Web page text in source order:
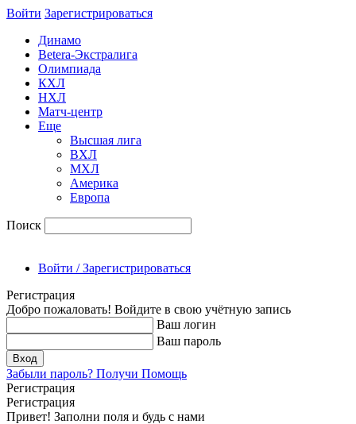
Войти Зарегиcтрироваться
Динамо
Betera-Экстралига
Олимпиада
КХЛ
НХЛ
Матч-центр
Еще
Высшая лига
ВХЛ
МХЛ
Америка
Европа
Поиск
Войти / Зарегистрироваться
Регистрация
Добро пожаловать! Войдите в свою учётную запись
Ваш логин
Ваш пароль
Забыли пароль? Получи Помощь
Регистрация
Регистрация
Привет! Заполни поля и будь с нами